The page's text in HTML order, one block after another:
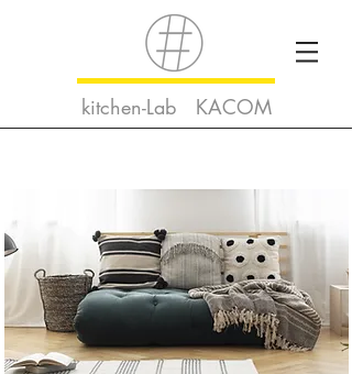
kitchen-Lab KACOM